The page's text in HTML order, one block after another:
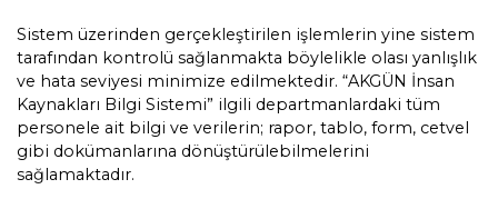
Sistem üzerinden gerçekleştirilen işlemlerin yine sistem
tarafından kontrolü sağlanmakta böylelikle olası yanlışlık
ve hata seviyesi minimize edilmektedir. “AKGÜN İnsan
Kaynakları Bilgi Sistemi” ilgili departmanlardaki tüm
personele ait bilgi ve verilerin; rapor, tablo, form, cetvel
gibi dokümanlarına dönüştürülebilmelerini
sağlamaktadır.
AKGÜN Mobil Uygulamalar
Sıcaklık ve Nem Takip Sistemi